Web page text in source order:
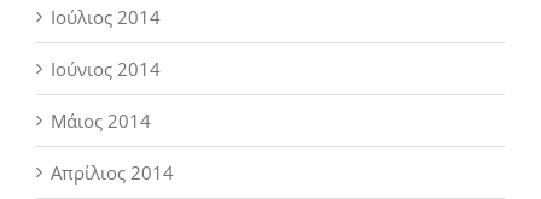
Ιούλιος 2014
Ιούνιος 2014
Μάιος 2014
Απρίλιος 2014